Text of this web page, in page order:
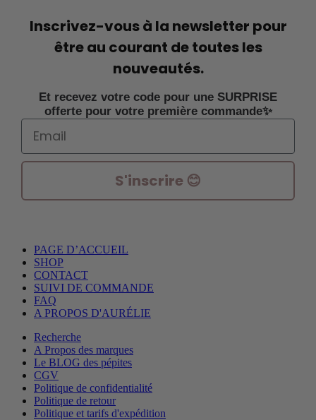
Inscrivez-vous à la newsletter pour
être au courant de toutes les
nouveautés.
Et recevez votre code pour une SURPRISE
offerte pour votre première commande✨
Email
S'inscrire 😊
PAGE D’ACCUEIL
SHOP
CONTACT
SUIVI DE COMMANDE
FAQ
A PROPOS D'AURÉLIE
Recherche
A Propos des marques
Le BLOG des pépites
CGV
Politique de confidentialité
Politique de retour
Politique et tarifs d'expédition